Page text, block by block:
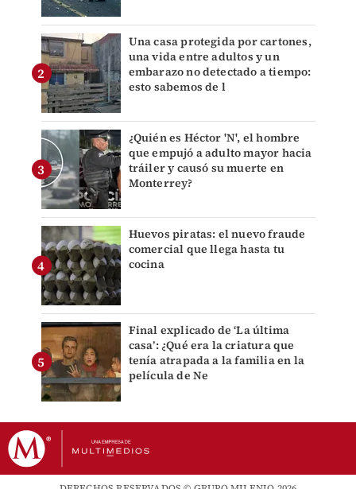
Una casa protegida por cartones,
una vida entre adultos y un
embarazo no detectado a tiempo:
esto sabemos de l
¿Quién es Héctor 'N', el hombre
que empujó a adulto mayor hacia
tráiler y causó su muerte en
Monterrey?
Huevos piratas: el nuevo fraude
comercial que llega hasta tu
cocina
Final explicado de ‘La última
casa’: ¿Qué era la criatura que
tenía atrapada a la familia en la
película de Ne